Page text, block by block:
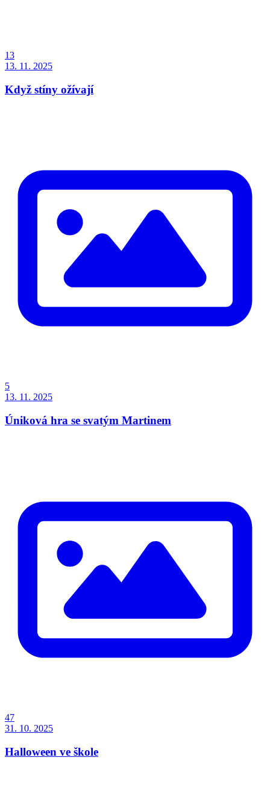
13
13. 11. 2025
Když stíny ožívají
5
13. 11. 2025
Úniková hra se svatým Martinem
47
31. 10. 2025
Halloween ve škole